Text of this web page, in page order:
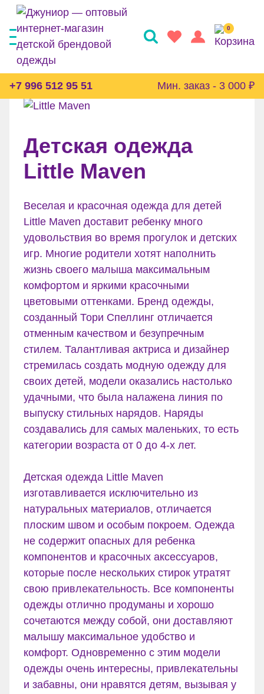
0
+7 996 512 95 51 Мин. заказ - 3 000 ₽
БРЕНДЫ
Детская одежда
Little Maven
Веселая и красочная одежда для детей
Little Maven доставит ребенку много
удовольствия во время прогулок и детских
игр. Многие родители хотят наполнить
жизнь своего малыша максимальным
комфортом и яркими красочными
цветовыми оттенками. Бренд одежды,
созданный Тори Спеллинг отличается
отменным качеством и безупречным
стилем. Талантливая актриса и дизайнер
стремилась создать модную одежду для
своих детей, модели оказались настолько
удачными, что была налажена линия по
выпуску стильных нарядов. Наряды
создавались для самых маленьких, то есть
категории возраста от 0 до 4-х лет.
Детская одежда Little Maven
изготавливается исключительно из
натуральных материалов, отличается
плоским швом и особым покроем. Одежда
не содержит опасных для ребенка
компонентов и красочных аксессуаров,
которые после нескольких стирок утратят
свою привлекательность. Все компоненты
одежды отлично продуманы и хорошо
сочетаются между собой, они доставляют
малышу максимальное удобство и
комфорт. Одновременно с этим модели
одежды очень интересны, привлекательны
и забавны, они нравятся детям, вызывая у